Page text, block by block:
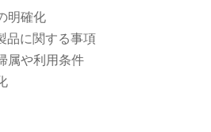
明確化
品に関する事項
属や利用条件